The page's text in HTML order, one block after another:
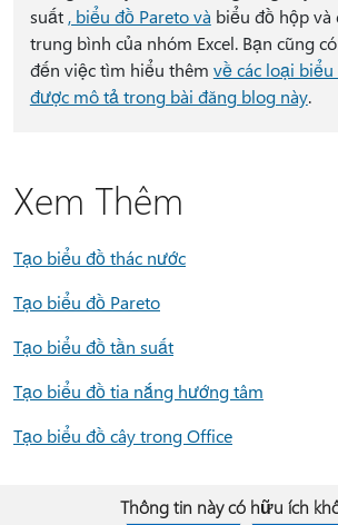
suất , biểu đồ Pareto và biểu đồ hộp
trung bình của nhóm Excel. Bạn cũng
đến việc tìm hiểu thêm về các loại
được mô tả trong bài đăng blog này.
Xem Thêm
Tạo biểu đồ thác nước
Tạo biểu đồ Pareto
Tạo biểu đồ tần suất
Tạo biểu đồ tia nắng hướng tâm
Tạo biểu đồ cây trong Office
Thông tin này có hữu ích